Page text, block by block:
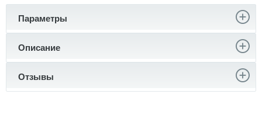
Параметры
Описание
Отзывы